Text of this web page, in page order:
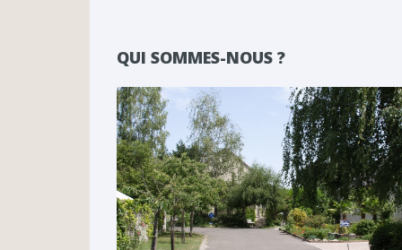
QUI SOMMES-NOUS ?